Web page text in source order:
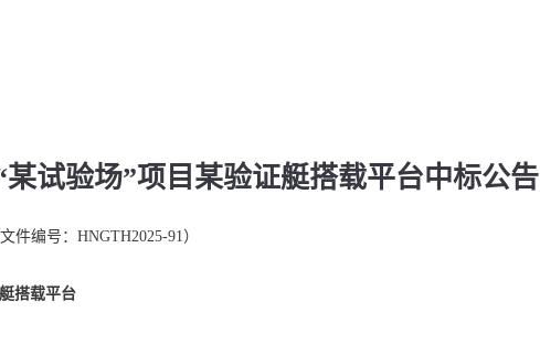
某试验场”项目某验证艇搭载平台中标公告
文件编号：HNGTH2025-91）
搭载平台